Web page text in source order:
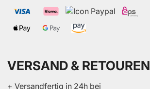
VERSAND & RETOUREN
+ Versandfertig in 24h bei